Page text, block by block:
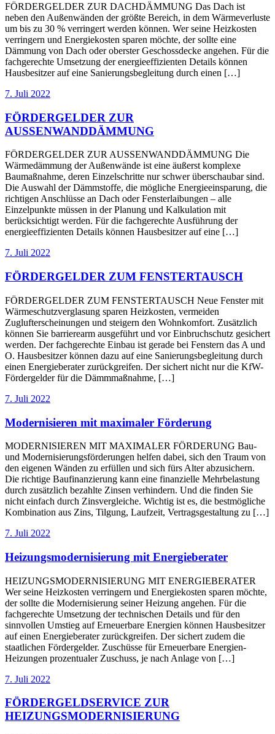
FÖRDERGELDER ZUR DACHDÄMMUNG Das Dach ist
neben den Außenwänden der größte Bereich, in dem Wärmeverluste
um bis zu 30 % verringert werden können. Wer seine Heizkosten
verringern und Energiekosten sparen möchte, der sollte eine
Dämmung von Dach oder oberster Geschossdecke angehen. Für die
fachgerechte Umsetzung der energieeffizienten Details können
Hausbesitzer auf eine Sanierungsbegleitung durch einen […]
7. Juli 2022
FÖRDERGELDER ZUR
AUSSENWANDDÄMMUNG
FÖRDERGELDER ZUR AUSSENWANDDÄMMUNG Die
Wärmedämmung der Außenwände ist eine äußerst komplexe
Baumaßnahme, deren Einzelschritte nur schwer überschaubar sind.
Die Auswahl der Dämmstoffe, die mögliche Energieeinsparung, die
richtigen Anschlüsse an Dach oder Fensterlaibungen – alle
Einzelpunkte müssen in der Planung und Kalkulation mit
berücksichtigt werden. Für die fachgerechte Ausführung der
energieeffizienten Details können Hausbesitzer auf eine […]
7. Juli 2022
FÖRDERGELDER ZUM FENSTERTAUSCH
FÖRDERGELDER ZUM FENSTERTAUSCH Neue Fenster mit
Wärmeschutzverglasung sparen Heizkosten, vermeiden
Zuglufterscheinungen und steigern den Wohnkomfort. Zusätzlich
können Sie barrierearm ausgeführt und vor Einbruchschutz gesichert
werden. Der fachgerechte Einbau ist gerade bei Fenstern das A und
O. Hausbesitzer können dazu auf eine Sanierungsbegleitung durch
einen Energieberater zurückgreifen. Der sichert nicht nur die KfW-
Fördergelder für die Dämmmaßnahme, […]
7. Juli 2022
Modernisieren mit maximaler Förderung
MODERNISIEREN MIT MAXIMALER FÖRDERUNG Bau-
und Modernisierungsförderungen helfen dabei, sich den Traum von
den eigenen Wänden zu erfüllen und sich fürs Alter abzusichern.
Die richtige Baufinanzierung kann eine finanzielle Mehrbelastung
durch zusätzlich bezahlte Zinsen verhindern. Und die finden Sie
nicht einfach durch Zinsvergleiche. Wichtig ist es, die bestmögliche
Kombination aus Zins, Tilgung, Laufzeit, Vertragsgestaltung zu […]
7. Juli 2022
Heizungsmodernisierung mit Energieberater
HEIZUNGSMODERNISIERUNG MIT ENERGIEBERATER
Wer seine Heizkosten verringern und Energiekosten sparen möchte,
der sollte die Modernisierung seiner Heizung angehen. Für die
fachgerechte Umsetzung der technischen Details und für den
sinnvollen Umstieg auf Erneuerbare Energien können Hausbesitzer
auf einen Energieberater zurückgreifen. Der sichert zudem die
staatlichen Fördergelder. Zuschüsse für Erneuerbare Energien-
Heizungen prozentualer Zuschuss, je nach Anlage von […]
7. Juli 2022
FÖRDERGELDSERVICE ZUR
HEIZUNGSMODERNISIERUNG